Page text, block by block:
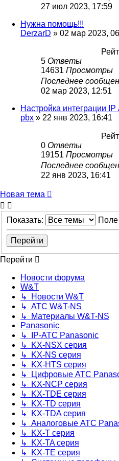
27 июл 2023, 17:59
Нужна помощь!!!
DerzarD » 02 мар 2023,
5 Ответы
14631 Просмотры
Последнее
02 мар 2023, 12:51
Настройка интеграции
pbx » 22 янв 2023, 16:41
0 Ответы
19151 Просмотры
Последнее
22 янв 2023, 16:41
Новая тема
Показать: Поле
Перейти
Новости форума
W&T
↳ Новости W&T
↳ АТС W&T-NS
↳ Материалы W&T-NS
Panasonic
↳ IP-АТС Panasonic
↳ KX-NSX серия
↳ KX-NS серия
↳ KX-HTS серия
↳ Цифровые АТС
↳ KX-NCP серия
↳ KX-TDE серия
↳ KX-TD серия
↳ KX-TDA серия
↳ Аналоговые АТС
↳ KX-T серия
↳ KX-TA серия
↳ KX-TE серия